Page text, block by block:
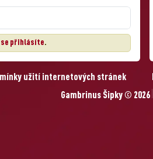
přihlásíte.
užití internetových stránek
Gambrinus Šipky © 2026